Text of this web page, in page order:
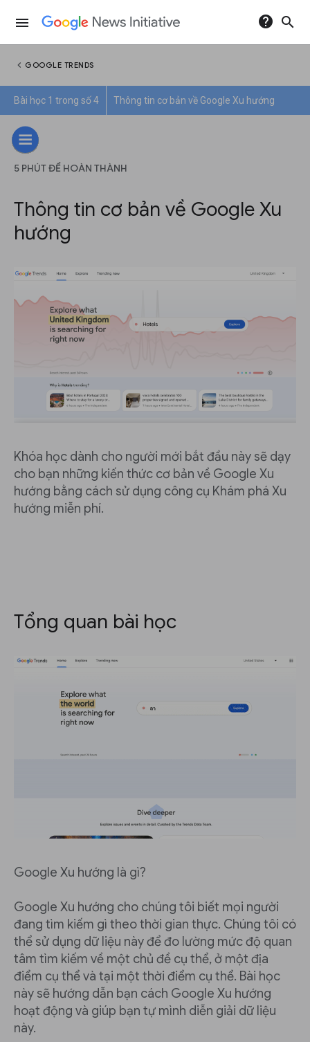
menu help search
chevron_left GOOGLE TRENDS
Bài học 1 trong số 4 Thông tin cơ bản về Google Xu hướng
5 PHÚT ĐỂ HOÀN THÀNH
Thông tin cơ bản về Google Xu
hướng
Khóa học dành cho người mới bắt đầu này sẽ dạy
cho bạn những kiến ​​thức cơ bản về Google Xu
hướng bằng cách sử dụng công cụ Khám phá Xu
hướng miễn phí.
Tổng quan bài học
Google Xu hướng là gì?
Google Xu hướng cho chúng tôi biết mọi người
đang tìm kiếm gì theo thời gian thực. Chúng tôi có
thể sử dụng dữ liệu này để đo lường mức độ quan
tâm tìm kiếm về một chủ đề cụ thể, ở một địa
điểm cụ thể và tại một thời điểm cụ thể. Bài học
này sẽ hướng dẫn bạn cách Google Xu hướng
hoạt động và giúp bạn tự mình diễn giải dữ liệu
này.